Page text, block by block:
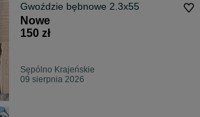
Gwoździe bębnowe 2.3x55
Nowe
150 zł
Sępólno Krajeńskie
09 sierpnia 2026